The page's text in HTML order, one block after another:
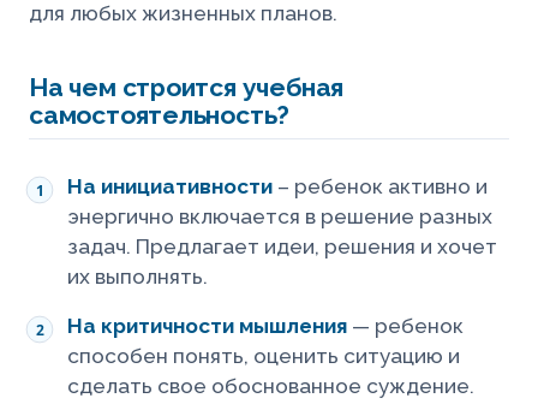
для любых жизненных планов.
На чем строится учебная
самостоятельность?
На инициативности – ребенок активно и
энергично включается в решение разных
задач. Предлагает идеи, решения и хочет
их выполнять.
На критичности мышления — ребенок
способен понять, оценить ситуацию и
сделать свое обоснованное суждение.